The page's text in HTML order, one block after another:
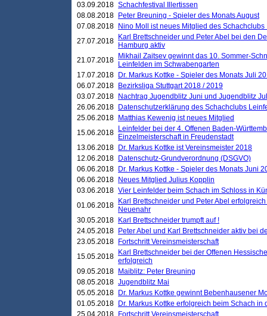
03.09.2018 Schachfestival Illertissen
08.08.2018
Peter Breuning - Spieler des Monats August
07.08.2018
Nino Moll ist neues Mitglied des
27.07.2018
Karl Brettschneider und Peter Abel bei den
Hamburg aktiv
21.07.2018
Mikhail Zaitsev gewinnt das 10. Sommer-
Leinfelden im Schwabengarten
17.07.2018
Dr. Markus Kottke - Spieler des Monats Juli
06.07.2018
Bezirksliga Stuttgart 2018 / 2019
03.07.2018
Nachtrag Jugendblitz Juni und Jugendblitz
26.06.2018
Datenschutzerklärung des Schachclubs
25.06.2018
Matthias Kewenig ist neues Mitglied
15.06.2018
Leinfelder bei der 4. Offenen Baden-
Einzelmeisterschaft in Freudenstadt
13.06.2018
Dr. Markus Kottke ist Vereinsmeister 2018
12.06.2018
Datenschutz-Grundverordnung (DSGVO)
06.06.2018
Dr. Markus Kottke - Spieler des Monats Juni
06.06.2018
Neues Mitglied Julius Kopplin
03.06.2018 Vier Leinfelder beim Schach im Schloss in
01.06.2018
Karl Brettschneider und Peter Abel
Neuenahr
30.05.2018
Karl Brettschneider trumpft auf !
24.05.2018
Peter Abel und Karl Brettschneider aktiv bei
23.05.2018
Fortschritt Vereinsmeisterschaft
15.05.2018
Karl Brettschneider bei der Offenen
erfolgreich
09.05.2018
Maiblitz: Peter Breuning
08.05.2018 Jugendblitz Mai
05.05.2018
Dr. Markus Kottke gewinnt Bebenhausener
01.05.2018
Dr. Markus Kottke erfolgreich beim Schach
25.04.2018
Fortschritt Vereinsmeisterschaft